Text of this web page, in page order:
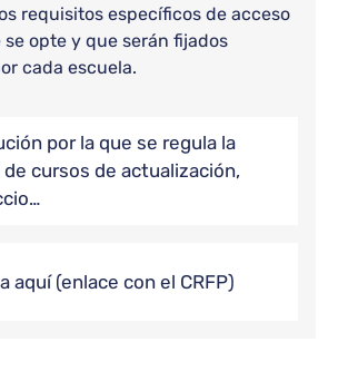
requisitos específicos de acceso
opte y que serán fijados
cada escuela.
por la que se regula la
cursos de actualización,
aquí (enlace con el CRFP)